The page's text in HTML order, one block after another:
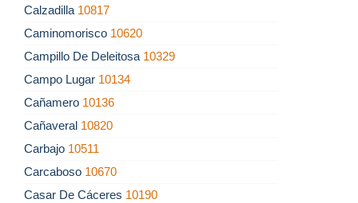
Calzadilla 10817
Caminomorisco 10620
Campillo De Deleitosa 10329
Campo Lugar 10134
Cañamero 10136
Cañaveral 10820
Carbajo 10511
Carcaboso 10670
Casar De Cáceres 10190